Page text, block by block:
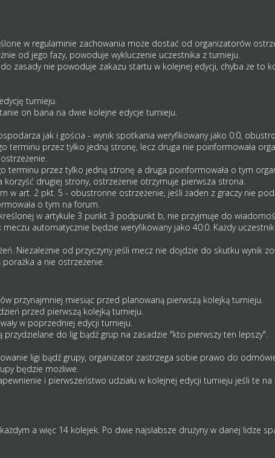
w regulaminie zachowania może dostać od organizatorów
od jego fazy, powoduje wykluczenie uczestnika z turnieju.
zasady nie powoduje zakazu startu w kolejnej edycji, chyba że to
turnieju.
on bana na dwie kolejne edycje turnieju.
jak i gościa - wynik spotkania weryfikowany jako 0:0,
terminu przez tylko jedną stronę, lecz druga nie poinformowała
przez tylko jedną stronę a druga poinformowała o tym
strony, ostrzeżenie otrzymuje pierwsza strona.
w art. 2 pkt. 5 - obustronne ostrzeżenie, jeśli żaden z graczy nie
o tym na forum.
w artykule 3 punkt 3 podpunkt b, nie przyjmuje do
automatycznie będzie weryfikowany jako 40:0. Każdy
Niezależnie od przyczyny jeśli mecz nie dojdzie do skutku wynik
a nie ostrzeżenie.
przynajmniej miesiąc przed planowaną pierwszą kolejką turnieju.
przed pierwszą kolejką turnieju.
w poprzedniej edycji turnieju.
do lig bądź grup na zasadzie "kto pierwszy ten lepszy".
ligi bądź grupy, organizator zastrzega sobie prawo do
będzie możliwe.
i pierwszeństwo udziału w kolejnej edycji turnieju jeśli te na
a więc 14 kolejek. Po dwie najsłabsze drużyny w danej lidze